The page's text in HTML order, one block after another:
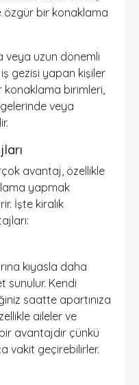
özgür bir konaklama
veya uzun dönemli
gezisi yapan kişiler
konaklama birimleri,
veya
avantaj, özellikle
yapmak
İşte kiralık
kıyasla daha
sunulur. Kendi
saatte apartınıza
aileler ve
avantajdır çünkü
vakit geçirebilirler.